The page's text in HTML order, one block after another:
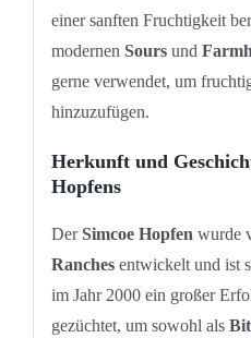
einer sanften Fruchtigkeit
modernen Soursund
gerne verwendet, um
hinzuzufügen.
Herkunft und
Hopfens
DerSimcoe Hopfen wurde
Ranchesentwickelt und ist
im Jahr 2000 ein großer
gezüchtet, um sowohl als